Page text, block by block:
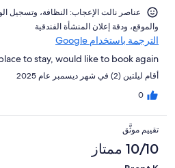
و⁦الموقع⁩، و⁦دقة إعلان المنشأة الفندقية⁩
الترجمة باستخدام Google
to stay, would like to book again
أقام ليلتين (2) في شهر ديسمبر عام 2025
0
تقييم موثَّق
10/10 ممتاز